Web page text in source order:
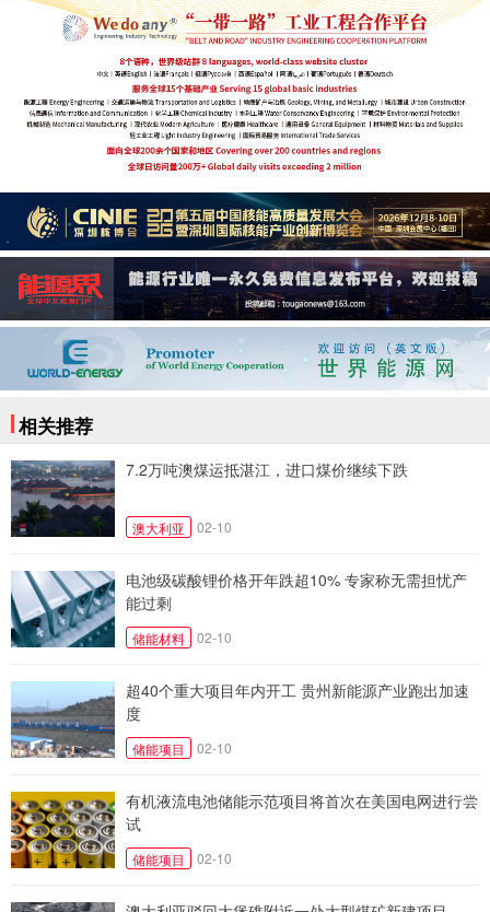
相关推荐
7.2万吨澳煤运抵湛江，进口煤价继续下跌
澳大利亚 02-10
电池级碳酸锂价格开年跌超10% 专家称无需担忧产
能过剩
储能材料 02-10
超40个重大项目年内开工 贵州新能源产业跑出加速
度
储能项目 02-10
有机液流电池储能示范项目将首次在美国电网进行尝
试
储能项目 02-10